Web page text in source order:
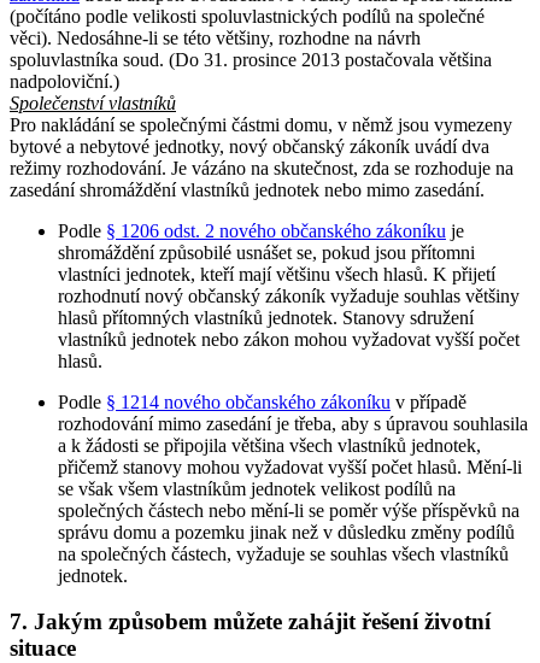
(počítáno podle velikosti spoluvlastnických podílů na společné
věci). Nedosáhne-li se této většiny, rozhodne na návrh
spoluvlastníka soud. (Do 31. prosince 2013 postačovala většina
nadpoloviční.)
Společenství vlastníků
Pro nakládání se společnými částmi domu, v němž jsou vymezeny
bytové a nebytové jednotky, nový občanský zákoník uvádí dva
režimy rozhodování. Je vázáno na skutečnost, zda se rozhoduje na
zasedání shromáždění vlastníků jednotek nebo mimo zasedání.
Podle § 1206 odst. 2 nového občanského zákoníku je
shromáždění způsobilé usnášet se, pokud jsou přítomni
vlastníci jednotek, kteří mají většinu všech hlasů. K přijetí
rozhodnutí nový občanský zákoník vyžaduje souhlas většiny
hlasů přítomných vlastníků jednotek. Stanovy sdružení
vlastníků jednotek nebo zákon mohou vyžadovat vyšší počet
hlasů.
Podle § 1214 nového občanského zákoníku v případě
rozhodování mimo zasedání je třeba, aby s úpravou souhlasila
a k žádosti se připojila většina všech vlastníků jednotek,
přičemž stanovy mohou vyžadovat vyšší počet hlasů. Mění-li
se však všem vlastníkům jednotek velikost podílů na
společných částech nebo mění-li se poměr výše příspěvků na
správu domu a pozemku jinak než v důsledku změny podílů
na společných částech, vyžaduje se souhlas všech vlastníků
jednotek.
7. Jakým způsobem můžete zahájit řešení životní
situace